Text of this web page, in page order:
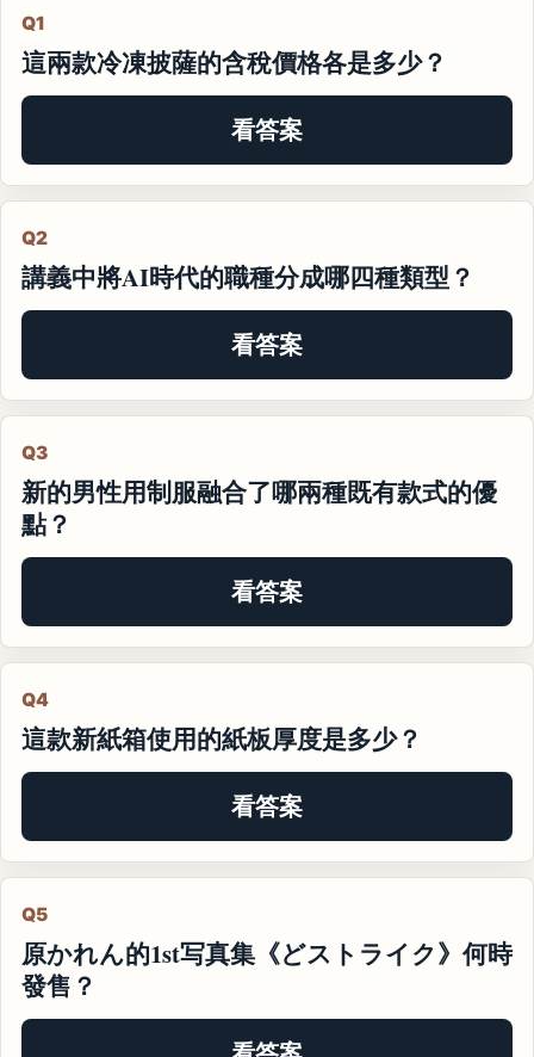
Q1
這兩款冷凍披薩的含稅價格各是多少？
看答案
Q2
講義中將AI時代的職種分成哪四種類型？
看答案
Q3
新的男性用制服融合了哪兩種既有款式的優
點？
看答案
Q4
這款新紙箱使用的紙板厚度是多少？
看答案
Q5
原かれん的1st写真集《どストライク》何時
發售？